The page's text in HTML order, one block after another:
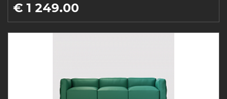
€ 1 249.00